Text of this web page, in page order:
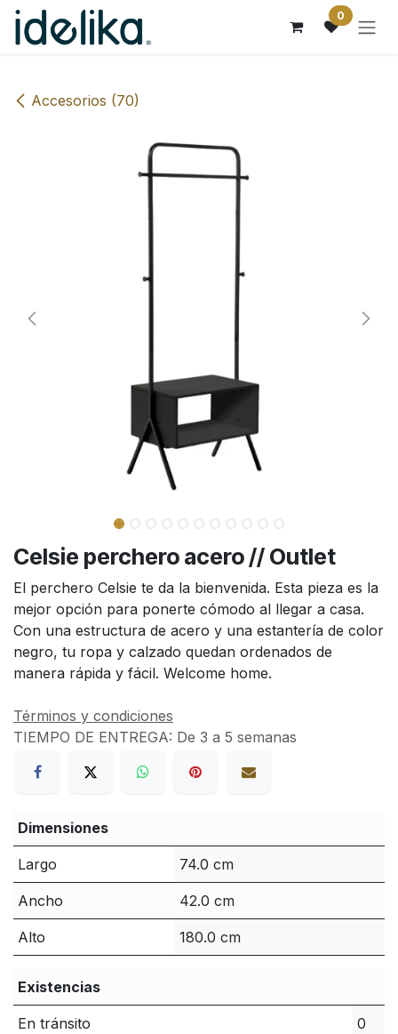
Ir al contenido 0
Accesorios (70)
Celsie perchero acero // Outlet
El perchero Celsie te da la bienvenida. Esta pieza es la
mejor opción para ponerte cómodo al llegar a casa.
Con una estructura de acero y una estantería de color
negro, tu ropa y calzado quedan ordenados de
manera rápida y fácil. Welcome home.
Términos y condiciones
TIEMPO DE ENTREGA: De 3 a 5 semanas
Dimensiones
Largo 74.0 cm
Ancho 42.0 cm
Alto 180.0 cm
Existencias
En tránsito 0